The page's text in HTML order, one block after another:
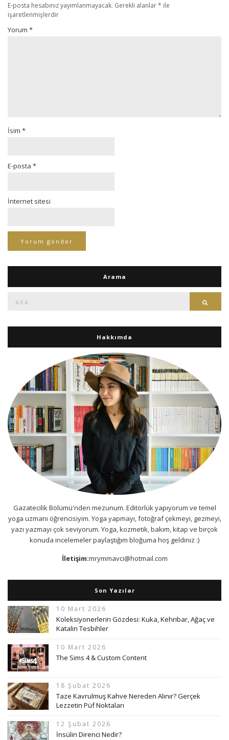
E-posta hesabınız yayımlanmayacak. Gerekli alanlar* ile
işaretlenmişlerdir
Yorum *
İsim *
E-posta *
İnternet sitesi
Arama
Hakkımda
Gazatecilik Bölümü'nden mezunum. Editörlük yapıyorum ve temel
yoga uzmanı öğrencisiyim. Yoga yapmayı, fotoğraf çekmeyi, gezmeyi,
yazı yazmayı çok seviyorum. Yoga, kozmetik, bakım, kitap ve birçok
konuda incelemeler paylaştığım bloğuma hoş geldiniz :)
İletişim:mrymmavci@hotmail.com
Son Yazılar
10 Mart 2026
Koleksiyonerlerin Gözdesi: Kuka, Kehribar, Ağaç ve
Katalin Tesbihler
10 Mart 2026
The Sims 4 & Custom Content
18 Şubat 2026
Taze Kavrulmuş Kahve Nereden Alınır? Gerçek
Lezzetin Püf Noktaları
12 Şubat 2026
İnsülin Direnci Nedir?